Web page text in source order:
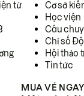
tử
Cơ sở
Học viện
Câu
Chỉ số Độ
Hội thảo
Tin tức
MUA VÉ NGAY